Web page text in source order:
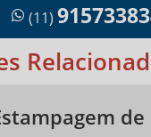
(11)
de